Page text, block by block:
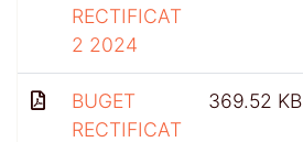
RECTIFICAT
2 2024
BUGET
RECTIFICAT
369.52 KB